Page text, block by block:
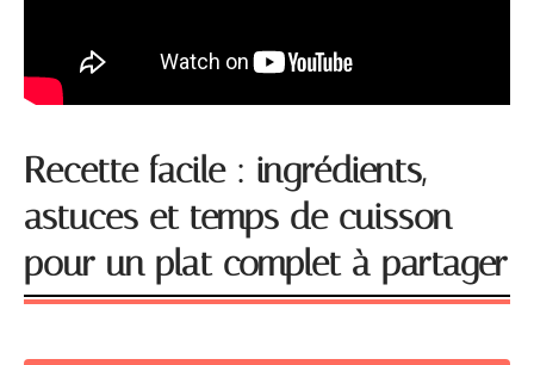
Recette facile : ingrédients,
astuces et temps de cuisson
pour un plat complet à partager